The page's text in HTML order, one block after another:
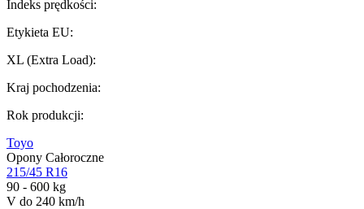
Indeks prędkości:
Etykieta EU:
XL (Extra Load):
Kraj pochodzenia:
Rok produkcji:
Toyo
Opony Całoroczne
215/45 R16
90 - 600 kg
V do 240 km/h